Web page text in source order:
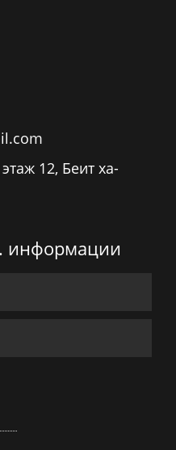
12, Беит ха-
информации